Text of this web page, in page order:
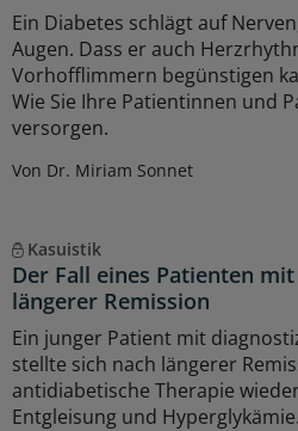
Ein Diabetes schlägt auf
Augen. Dass er auch
Vorhofflimmern begünstigen
Wie Sie Ihre Patientinnen und
versorgen.
Von Dr. Miriam Sonnet
Kasuistik
Der Fall eines Patienten
längerer Remission
Ein junger Patient mit
stellte sich nach längerer
antidiabetische Therapie
Entgleisung und